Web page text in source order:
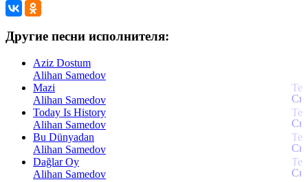
Другие песни исполнителя:
Aziz Dostum
Alihan Samedov
Mazi
Alihan Samedov
Today Is History
Alihan Samedov
Bu Dünyadan
Alihan Samedov
Dağlar Oy
Alihan Samedov